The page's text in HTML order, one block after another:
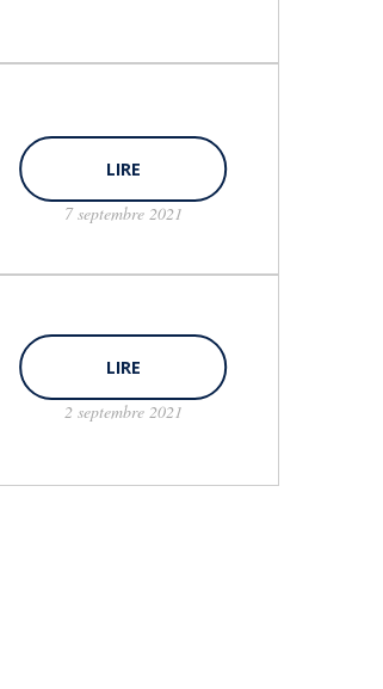
LIRE
7 septembre 2021
LIRE
2 septembre 2021